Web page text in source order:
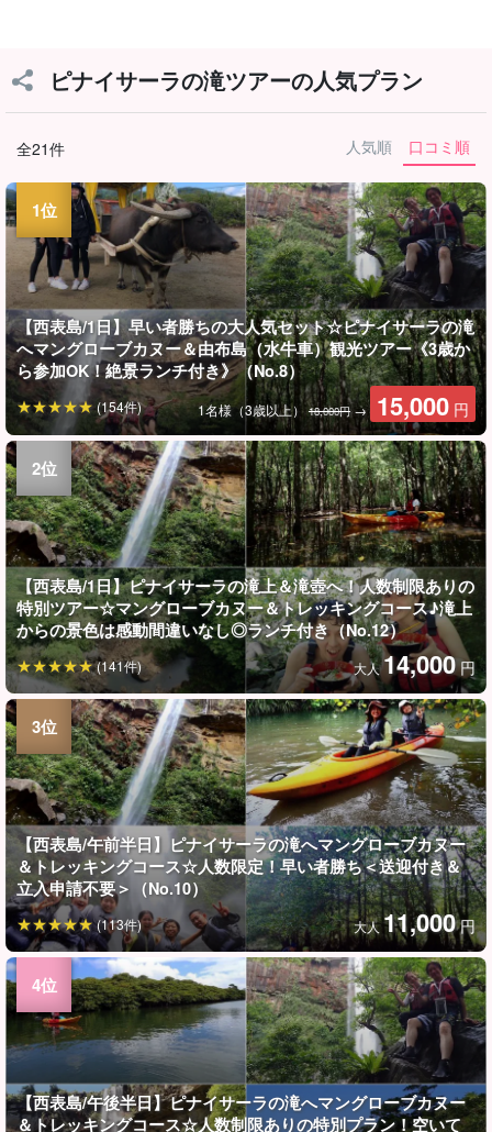
ピナイサーラの滝ツアーの人気プラン
全21件 人気順 口コミ順
【西表島/1日】早い者勝ちの大人気セット☆ピナイサーラの滝
へマングローブカヌー＆由布島（水牛車）観光ツアー《3歳か
ら参加OK！絶景ランチ付き》（No.8）
1名様（3歳以上）18,000円→ 15,000 円
(154件)
【西表島/1日】ピナイサーラの滝上＆滝壺へ！人数制限ありの
特別ツアー☆マングローブカヌー＆トレッキングコース♪滝上
からの景色は感動間違いなし◎ランチ付き（No.12）
大人14,000 円
(141件)
【西表島/午前半日】ピナイサーラの滝へマングローブカヌー
＆トレッキングコース☆人数限定！早い者勝ち＜送迎付き＆
立入申請不要＞（No.10）
大人11,000 円
(113件)
【西表島/午後半日】ピナイサーラの滝へマングローブカヌー
＆トレッキングコース☆人数制限ありの特別プラン！空いて